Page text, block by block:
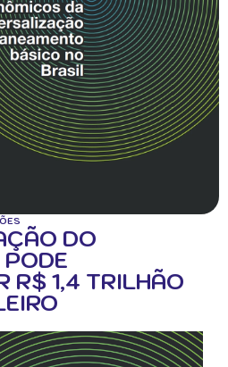
DO
R$ 1,4 TRILHÃO